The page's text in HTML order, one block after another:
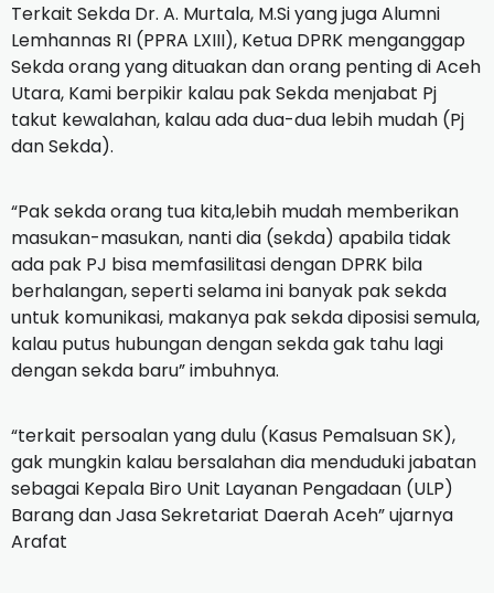
Terkait Sekda Dr. A. Murtala, M.Si yang juga Alumni
Lemhannas RI (PPRA LXIII), Ketua DPRK menganggap
Sekda orang yang dituakan dan orang penting di Aceh
Utara, Kami berpikir kalau pak Sekda menjabat Pj
takut kewalahan, kalau ada dua-dua lebih mudah (Pj
dan Sekda).
“Pak sekda orang tua kita,lebih mudah memberikan
masukan-masukan, nanti dia (sekda) apabila tidak
ada pak PJ bisa memfasilitasi dengan DPRK bila
berhalangan, seperti selama ini banyak pak sekda
untuk komunikasi, makanya pak sekda diposisi semula,
kalau putus hubungan dengan sekda gak tahu lagi
dengan sekda baru” imbuhnya.
“terkait persoalan yang dulu (Kasus Pemalsuan SK),
gak mungkin kalau bersalahan dia menduduki jabatan
sebagai Kepala Biro Unit Layanan Pengadaan (ULP)
Barang dan Jasa Sekretariat Daerah Aceh” ujarnya
Arafat